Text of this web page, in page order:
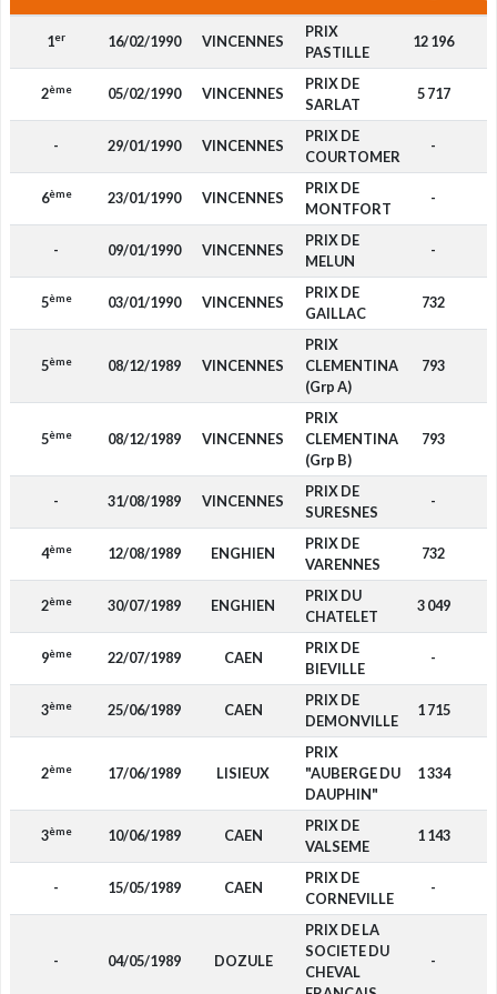
1er 16/02/1990 VINCENNES
PRIX
PASTILLE
12 196
2ème 05/02/1990 VINCENNES
PRIX DE
SARLAT
5 717
- 29/01/1990 VINCENNES
PRIX DE
COURTOMER
-
6ème 23/01/1990 VINCENNES
PRIX DE
MONTFORT
-
- 09/01/1990 VINCENNES
PRIX DE
MELUN
-
5ème 03/01/1990 VINCENNES
PRIX DE
GAILLAC
732
5ème 08/12/1989 VINCENNES
PRIX
CLEMENTINA
(Grp A)
793
5ème 08/12/1989 VINCENNES
PRIX
CLEMENTINA
(Grp B)
793
- 31/08/1989 VINCENNES
PRIX DE
SURESNES
-
4ème 12/08/1989 ENGHIEN
PRIX DE
VARENNES
732
2ème 30/07/1989 ENGHIEN
PRIX DU
CHATELET
3 049
9ème 22/07/1989 CAEN
PRIX DE
BIEVILLE
-
3ème 25/06/1989 CAEN
PRIX DE
DEMONVILLE
1 715
2ème 17/06/1989 LISIEUX
PRIX
"AUBERGE DU
DAUPHIN"
1 334
3ème 10/06/1989 CAEN
PRIX DE
VALSEME
1 143
- 15/05/1989 CAEN
PRIX DE
CORNEVILLE
-
- 04/05/1989 DOZULE
PRIX DE LA
SOCIETE DU
CHEVAL
-